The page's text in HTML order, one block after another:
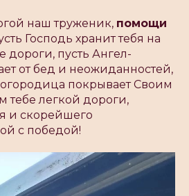
наш труженик, помощи
Господь хранит тебя на
дороги, пусть Ангел-
от бед и неожиданностей,
покрывает Своим
легкой дороги,
и скорейшего
с победой!